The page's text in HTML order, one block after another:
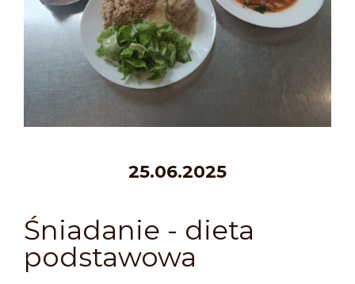
25.06.2025
Śniadanie - dieta
podstawowa